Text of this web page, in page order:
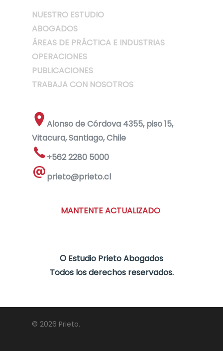
NUESTRO ESTUDIO
ABOGADOS
ÁREAS DE PRÁCTICA E INDUSTRIAS
OPERACIONES
PUBLICACIONES
TRABAJA CON NOSOTROS
Alonso de Córdova 4355, piso 15,
Vitacura, Santiago, Chile
+562 2280 5000
prieto@prieto.cl
MANTENTE ACTUALIZADO
© Estudio Prieto Abogados
Todos los derechos reservados.
© 2026 Prieto.